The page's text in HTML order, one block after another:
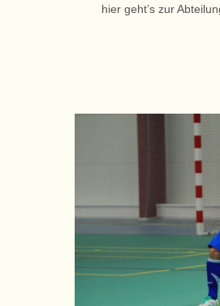
hier geht’s zur